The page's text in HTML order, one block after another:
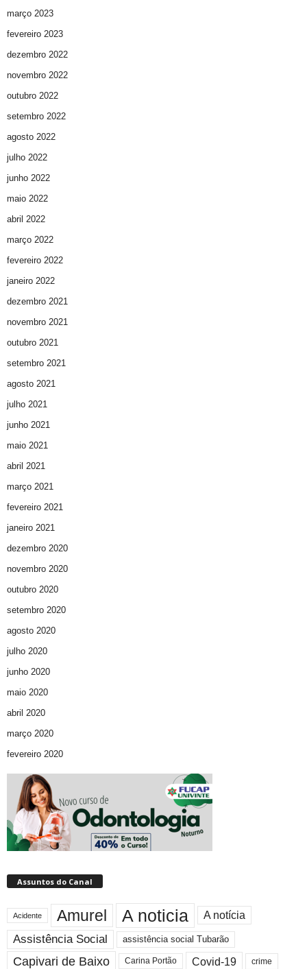
março 2023
fevereiro 2023
dezembro 2022
novembro 2022
outubro 2022
setembro 2022
agosto 2022
julho 2022
junho 2022
maio 2022
abril 2022
março 2022
fevereiro 2022
janeiro 2022
dezembro 2021
novembro 2021
outubro 2021
setembro 2021
agosto 2021
julho 2021
junho 2021
maio 2021
abril 2021
março 2021
fevereiro 2021
janeiro 2021
dezembro 2020
novembro 2020
outubro 2020
setembro 2020
agosto 2020
julho 2020
junho 2020
maio 2020
abril 2020
março 2020
fevereiro 2020
Assuntos do Canal
Acidente Amurel A noticia A notícia
Assistência Social assistência social Tubarão
Capivari de Baixo Carina Portão Covid-19 crime